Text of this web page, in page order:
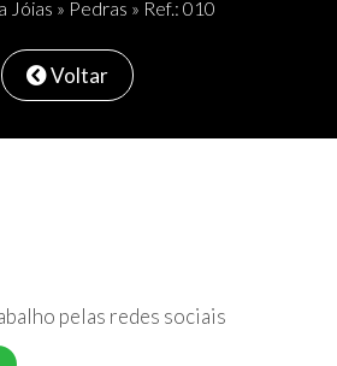
Jóias » Pedras » Ref.: 010
Voltar
pelas redes sociais